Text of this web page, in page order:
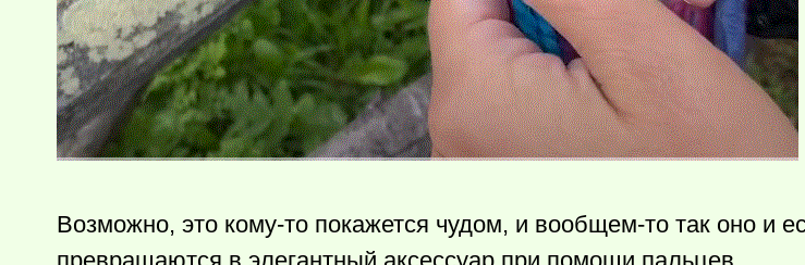
Возможно, это кому-то покажется чудом, и вообщем-то так оно и